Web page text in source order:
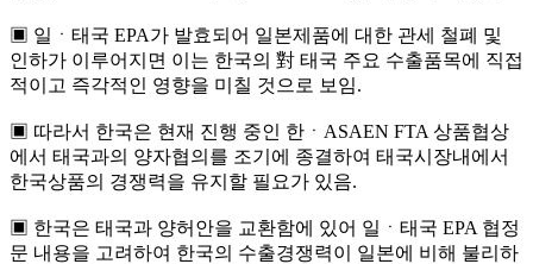
▣ 일ㆍ태국 EPA가 발효되어 일본제품에 대한 관세 철폐 및
인하가 이루어지면 이는 한국의 對 태국 주요 수출품목에 직접
적이고 즉각적인 영향을 미칠 것으로 보임.
▣ 따라서 한국은 현재 진행 중인 한ㆍASAEN FTA 상품협상
에서 태국과의 양자협의를 조기에 종결하여 태국시장내에서
한국상품의 경쟁력을 유지할 필요가 있음.
▣ 한국은 태국과 양허안을 교환함에 있어 일ㆍ태국 EPA 협정
문 내용을 고려하여 한국의 수출경쟁력이 일본에 비해 불리하